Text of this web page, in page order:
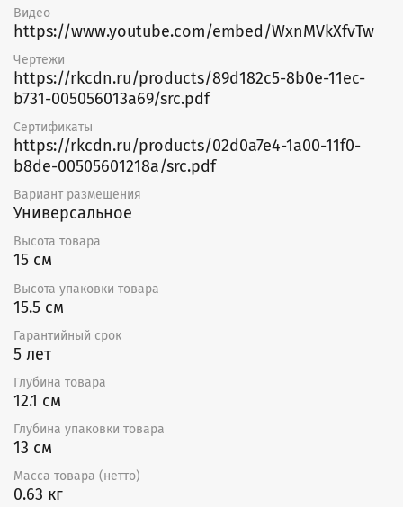
Все вентиляторы серии оснащены современным
энергоэффективным электродвигателем с японскими
подшипниками качения, пружинным обратным
клапаном для предотвращения попадания пыли и
запахов из вентиляционного канала, кабельным
выводом с разъемом для удобства монтажа. Корпус
вентилятора выполнен из высококачественного АБС-
пластика.
Для управления вытяжным вентилятором со
смартфона и настройки работы по расписанию
необходимо подключить его через умный
выключатель или реле Hommyn! при необходимости
установить Блок управления (шлюз) HOMMYN
Видео
https://www.youtube.com/embed/WxnMVkXfvTw
Чертежи
https://rkcdn.ru/products/89d182c5-8b0e-11ec-
b731-005056013a69/src.pdf
Сертификаты
https://rkcdn.ru/products/02d0a7e4-1a00-11f0-
b8de-00505601218a/src.pdf
Вариант размещения
Универсальное
Высота товара
15 см
Высота упаковки товара
15.5 см
Гарантийный срок
5 лет
Глубина товара
12.1 см
Глубина упаковки товара
13 см
Масса товара (нетто)
0.63 кг